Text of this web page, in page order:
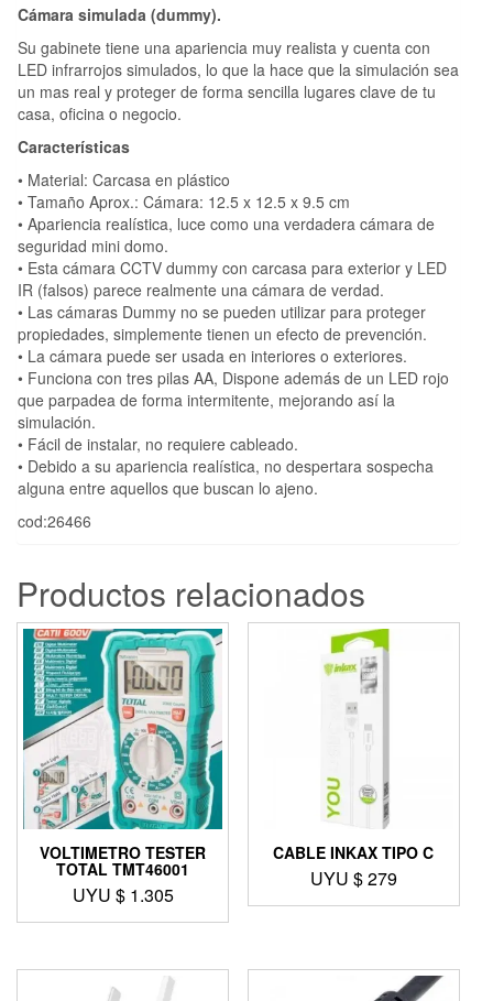
Cámara simulada (dummy).
Su gabinete tiene una apariencia muy realista y cuenta con
LED infrarrojos simulados, lo que la hace que la simulación sea
un mas real y proteger de forma sencilla lugares clave de tu
casa, oficina o negocio.
Características
• Material: Carcasa en plástico
• Tamaño Aprox.: Cámara: 12.5 x 12.5 x 9.5 cm
• Apariencia realística, luce como una verdadera cámara de
seguridad mini domo.
• Esta cámara CCTV dummy con carcasa para exterior y LED
IR (falsos) parece realmente una cámara de verdad.
• Las cámaras Dummy no se pueden utilizar para proteger
propiedades, simplemente tienen un efecto de prevención.
• La cámara puede ser usada en interiores o exteriores.
• Funciona con tres pilas AA, Dispone además de un LED rojo
que parpadea de forma intermitente, mejorando así la
simulación.
• Fácil de instalar, no requiere cableado.
• Debido a su apariencia realística, no despertara sospecha
alguna entre aquellos que buscan lo ajeno.
cod:26466
Productos relacionados
VOLTIMETRO TESTER
TOTAL TMT46001
UYU $ 1.305
CABLE INKAX TIPO C
UYU $279